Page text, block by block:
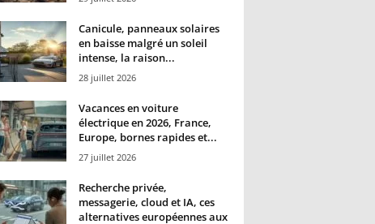
Canicule, panneaux solaires
en baisse malgré un soleil
intense, la raison...
28 juillet 2026
Vacances en voiture
électrique en 2026, France,
Europe, bornes rapides et...
27 juillet 2026
Recherche privée,
messagerie, cloud et IA, ces
alternatives européennes aux